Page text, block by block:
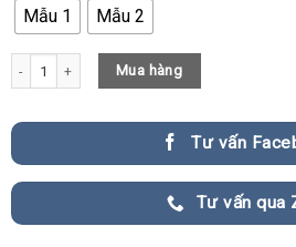
Mẫu 1 Mẫu 2
Decor tre núi để bàn CD974 quantity
Mua hàng
Tư vấn
Tư vấn qua